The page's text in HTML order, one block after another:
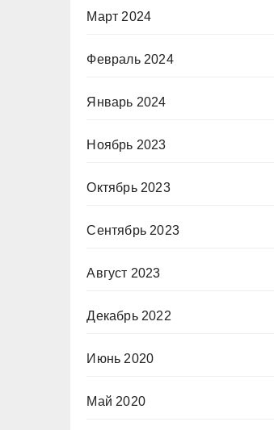
Март 2024
Февраль 2024
Январь 2024
Ноябрь 2023
Октябрь 2023
Сентябрь 2023
Август 2023
Декабрь 2022
Июнь 2020
Май 2020